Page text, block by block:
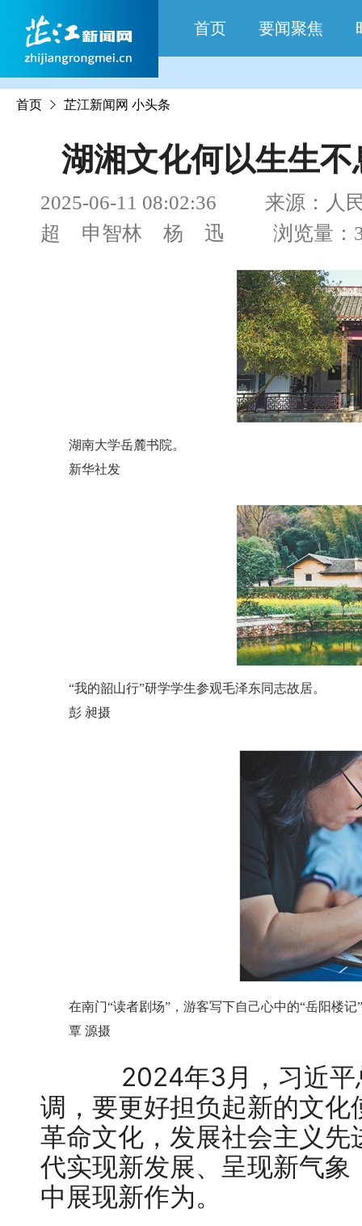
首页 要闻聚焦
首页 芷江新闻网 小头条
湖湘文化何以生生
2025-06-11 08:02:36 来源：人
超 申智林 杨 迅 浏览量：
湖南大学岳麓书院。
新华社发
“我的韶山行”研学学生参观毛泽东同志故居。
彭 昶摄
在南门“读者剧场”，游客写下自己心中的“岳阳楼记
覃 源摄
2024年3月，习近平
调，要更好担负起新的文
革命文化，发展社会主义
代实现新发展、呈现新气
中展现新作为。